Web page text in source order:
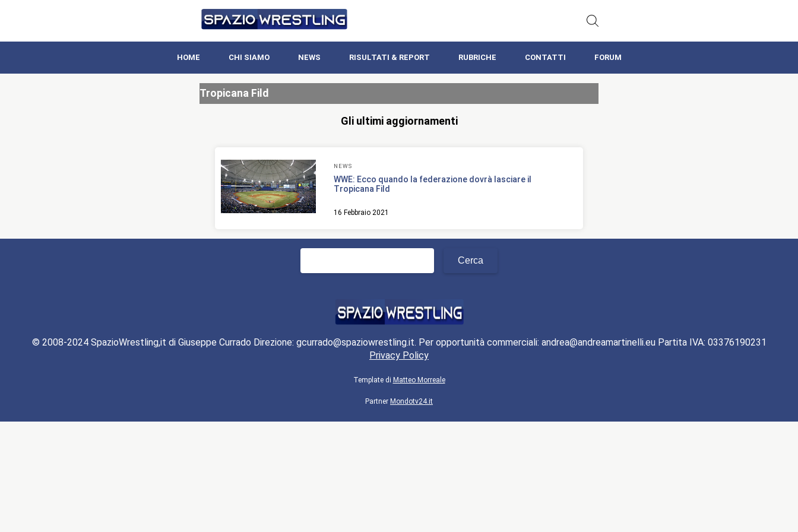
HOME CHI SIAMO NEWS RISULTATI & REPORT RUBRICHE CONTATTI FORUM
Tropicana Fild
Gli ultimi aggiornamenti
NEWS
WWE: Ecco quando la federazione dovrà lasciare il
Tropicana Fild
16 Febbraio 2021
© 2008-2024 SpazioWrestling,it di Giuseppe Currado Direzione: gcurrado@spaziowrestling.it. Per opportunità commerciali: andrea@andreamartinelli.eu Partita IVA: 03376190231
Privacy Policy
Template di Matteo Morreale
Partner Mondotv24.it